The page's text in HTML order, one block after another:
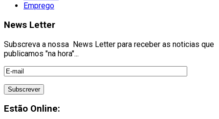
Emprego
News Letter
Subscreva a nossa News Letter para receber as noticias que
publicamos "na hora"...
Estão Online: